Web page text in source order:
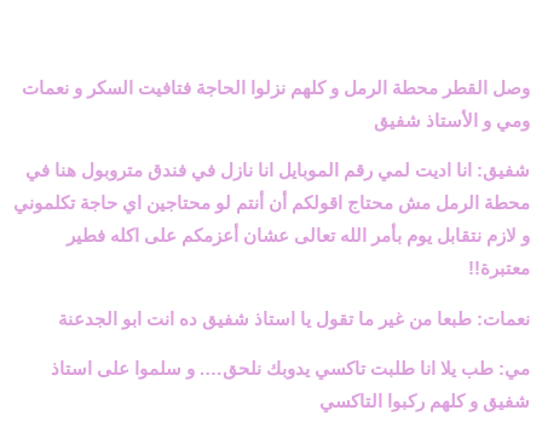
وصل القطر محطة الرمل و كلهم نزلوا الحاجة فتافيت السكر و نعمات
ومي و الأستاذ شفيق
شفيق: انا اديت لمي رقم الموبايل انا نازل في فندق متروبول هنا في
محطة الرمل مش محتاج اقولكم أن أنتم لو محتاجين اي حاجة تكلموني
و لازم نتقابل يوم بأمر الله تعالى عشان أعزمكم على اكله فطير
معتبرة!!
نعمات: طبعا من غير ما تقول يا استاذ شفيق ده انت ابو الجدعنة
مي: طب يلا انا طلبت تاكسي يدوبك نلحق…. و سلموا على استاذ
شفيق و كلهم ركبوا التاكسي